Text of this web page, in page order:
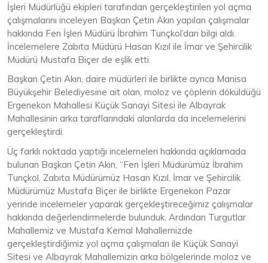
İşleri Müdürlüğü ekipleri tarafından gerçekleştirilen yol açma
çalışmalarını inceleyen Başkan Çetin Akın yapılan çalışmalar
hakkında Fen İşleri Müdürü İbrahim Tunçkol’dan bilgi aldı.
İncelemelere Zabıta Müdürü Hasan Kızıl ile İmar ve Şehircilik
Müdürü Mustafa Biçer de eşlik etti.
Başkan Çetin Akın, daire müdürleri ile birlikte ayrıca Manisa
Büyükşehir Belediyesine ait olan, moloz ve çöplerin döküldüğü
Ergenekon Mahallesi Küçük Sanayi Sitesi ile Albayrak
Mahallesinin arka taraflarındaki alanlarda da incelemelerini
gerçekleştirdi.
Üç farklı noktada yaptığı incelemeleri hakkında açıklamada
bulunan Başkan Çetin Akın, “Fen İşleri Müdürümüz İbrahim
Tunçkol, Zabıta Müdürümüz Hasan Kızıl, İmar ve Şehircilik
Müdürümüz Mustafa Biçer ile birlikte Ergenekon Pazar
yerinde incelemeler yaparak gerçekleştireceğimiz çalışmalar
hakkında değerlendirmelerde bulunduk. Ardından Turgutlar
Mahallemiz ve Mustafa Kemal Mahallemizde
gerçekleştirdiğimiz yol açma çalışmaları ile Küçük Sanayi
Sitesi ve Albayrak Mahallemizin arka bölgelerinde moloz ve